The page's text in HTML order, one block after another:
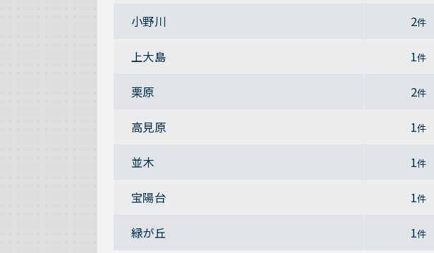
小野川 2件
上大島 1件
栗原 2件
高見原 1件
並木 1件
宝陽台 1件
緑が丘 1件